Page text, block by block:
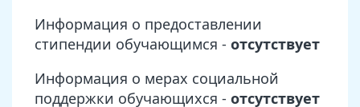
Информация о предоставлении
стипендии обучающимся - отсутствует
Информация о мерах социальной
поддержки обучающихся - отсутствует